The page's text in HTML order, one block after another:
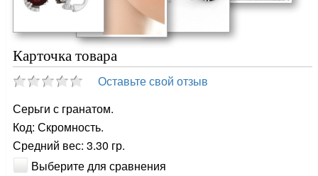
Карточка товара
Оставьте свой отзыв
Серьги с гранатом.
Код: Скромность.
Средний вес: 3.30 гр.
Выберите для сравнения